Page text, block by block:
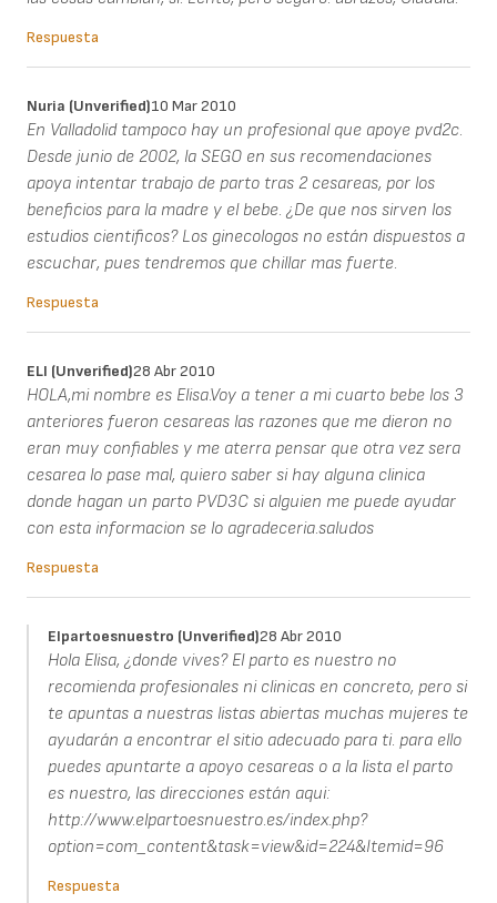
Respuesta
Nuria (unverified)10 Mar 2010
En Valladolid tampoco hay un profesional que apoye pvd2c.
Desde junio de 2002, la SEGO en sus recomendaciones
apoya intentar trabajo de parto tras 2 cesareas, por los
beneficios para la madre y el bebe. ¿De que nos sirven los
estudios cientificos? Los ginecologos no están dispuestos a
escuchar, pues tendremos que chillar mas fuerte.
Respuesta
ELI (unverified)28 Abr 2010
HOLA,mi nombre es Elisa.Voy a tener a mi cuarto bebe los 3
anteriores fueron cesareas las razones que me dieron no
eran muy confiables y me aterra pensar que otra vez sera
cesarea lo pase mal, quiero saber si hay alguna clinica
donde hagan un parto PVD3C si alguien me puede ayudar
con esta informacion se lo agradeceria.saludos
Respuesta
Elpartoesnuestro (unverified)28 Abr 2010
Hola Elisa, ¿donde vives? El parto es nuestro no
recomienda profesionales ni clinicas en concreto, pero si
te apuntas a nuestras listas abiertas muchas mujeres te
ayudarán a encontrar el sitio adecuado para ti. para ello
puedes apuntarte a apoyo cesareas o a la lista el parto
es nuestro, las direcciones están aqui:
http://www.elpartoesnuestro.es/index.php?
option=com_content&task=view&id=224&Itemid=96
Respuesta